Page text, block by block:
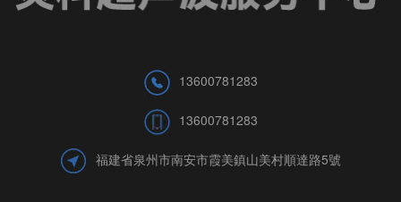
13600781283
13600781283
福建省泉州市南安市霞美鎮山美村順達路5號